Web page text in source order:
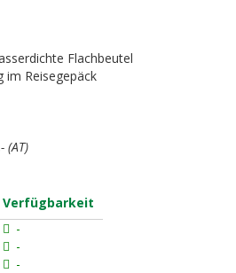
Flachbeutel
im Reisegepäck
(AT)
Verfügbarkeit
-
-
-